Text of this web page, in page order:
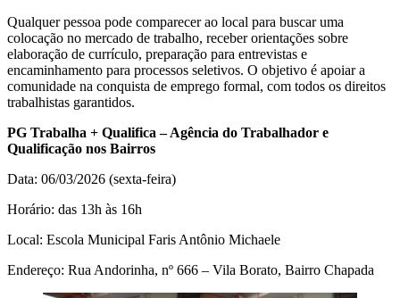
Qualquer pessoa pode comparecer ao local para buscar uma
colocação no mercado de trabalho, receber orientações sobre
elaboração de currículo, preparação para entrevistas e
encaminhamento para processos seletivos. O objetivo é apoiar a
comunidade na conquista de emprego formal, com todos os direitos
trabalhistas garantidos.
PG Trabalha + Qualifica – Agência do Trabalhador e
Qualificação nos Bairros
Data: 06/03/2026 (sexta-feira)
Horário: das 13h às 16h
Local: Escola Municipal Faris Antônio Michaele
Endereço: Rua Andorinha, nº 666 – Vila Borato, Bairro Chapada